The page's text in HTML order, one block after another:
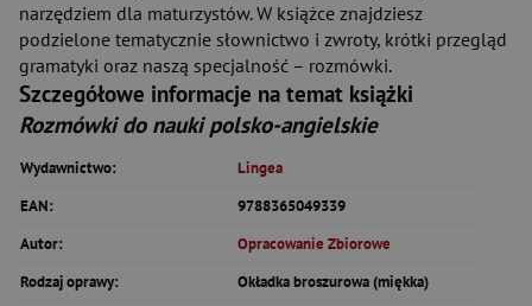
narzędziem dla maturzystów. W książce znajdziesz
podzielone tematycznie słownictwo i zwroty, krótki przegląd
gramatyki oraz naszą specjalność – rozmówki.
Szczegółowe informacje na temat książki
Rozmówki do nauki polsko-angielskie
Wydawnictwo:
Lingea
EAN:
9788365049339
Autor:
Opracowanie Zbiorowe
Rodzaj oprawy:
Okładka broszurowa (miękka)